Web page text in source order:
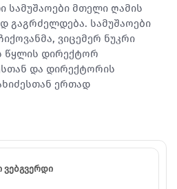
სამუშაოები მთელი ღამის
გაგრძელდება. სამუშაოები
ვიცემერ ნუკრი
წყლის დირექტორ
და დირექტორის
ერთად
ვებგვერდი